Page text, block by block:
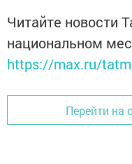
Читайте новости
национальном
https://max.ru/
Перейти на